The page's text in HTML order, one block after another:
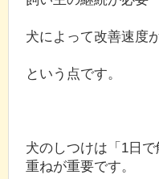
犬によって改善速度
という点です。
犬のしつけは「1日
重ねが重要です。